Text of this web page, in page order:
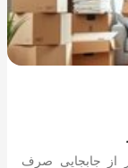
از جابجایی صرف